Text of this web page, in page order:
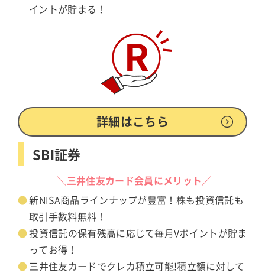
イントが貯まる！
詳細はこちら
SBI証券
＼三井住友カード会員にメリット／
新NISA商品ラインナップが豊富！株も投資信託も
取引手数料無料！
投資信託の保有残高に応じて毎月Vポイントが貯ま
ってお得！
三井住友カードでクレカ積立可能!積立額に対して